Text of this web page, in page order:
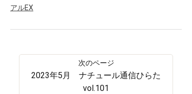
アルEX
2023年5月 ナチュール通信ひらた
vol.101